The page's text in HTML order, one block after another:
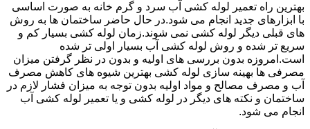
بهترین راه تعمیر لوله کشی آب سرد و گرم خانه به صورت اساسی
با ابزارهای جدید انجام می شود.در حال حاضر ساختمان ها به روش
های قبلی دیگر لوله کشی نمی شوند.زمان لوله کشی بسیار کم و
سریع تر شده و روش لوله کشی آب بسیار اولی تر شده
است.امروزه بدون بررسی های اولیه و بدون در نظر گرفتن میزان
مصرفی ها بهینه سازی لوله کشی بهترین شیوه های کاهش مصرف
آب و مصرف مصالح و مواد اولیه بدون توجه به میزان فشار لازم در
ساختمان و نکته های دیگر در لوله کشی و یا تعمیر لوله کشی آب
انجام می شود.